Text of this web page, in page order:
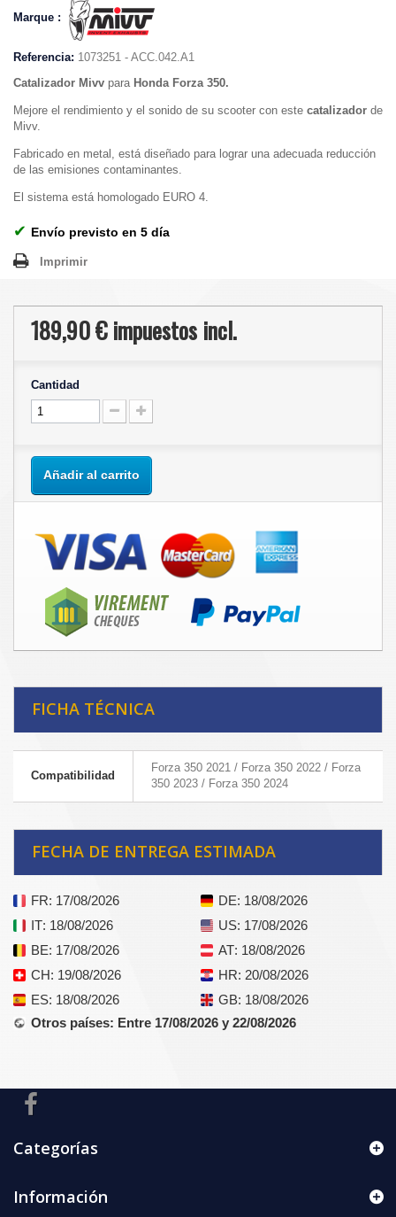
Marque :
Referencia: 1073251 - ACC.042.A1
Catalizador Mivv para Honda Forza 350.
Mejore el rendimiento y el sonido de su scooter con este catalizador de
Mivv.
Fabricado en metal, está diseñado para lograr una adecuada reducción
de las emisiones contaminantes.
El sistema está homologado EURO 4.
✔ Envío previsto en 5 día
Imprimir
189,90 €impuestos incl.
Cantidad
Añadir al carrito
FICHA TÉCNICA
Compatibilidad
Forza 350 2021 / Forza 350 2022 / Forza
350 2023 / Forza 350 2024
FECHA DE ENTREGA ESTIMADA
FR: 17/08/2026 DE: 18/08/2026
IT: 18/08/2026 US: 17/08/2026
BE: 17/08/2026 AT: 18/08/2026
CH: 19/08/2026 HR: 20/08/2026
ES: 18/08/2026 GB: 18/08/2026
Otros países: Entre 17/08/2026 y 22/08/2026
Categorías
Información